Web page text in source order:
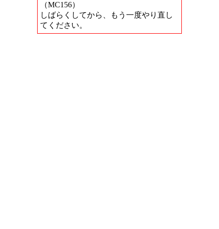
（MC156）
しばらくしてから、もう一度やり直し
てください。